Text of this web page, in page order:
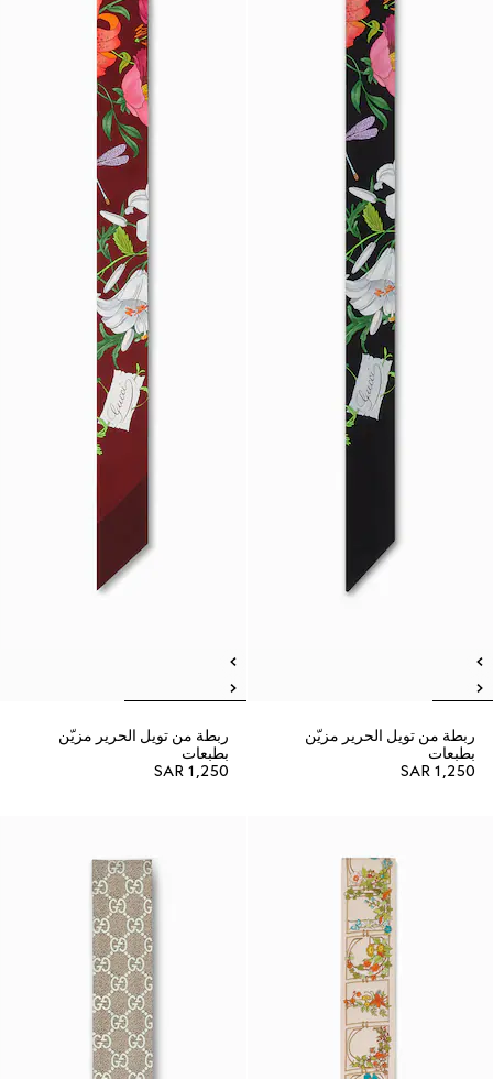
ربطة من تويل الحرير مزيّن
بطبعات
SAR 1,250
ربطة من تويل الحرير مزيّن
بطبعات
SAR 1,250